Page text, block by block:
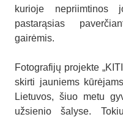
kurioje nepriimtinos
pastarąsias
gairėmis.
Fotografijų projekte
skirti jauniems
Lietuvos, šiuo metu
užsienio šalyse.